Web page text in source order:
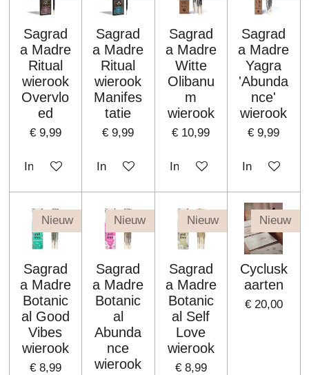
Sagrad
a Madre
Ritual
wierook
Overvlo
ed
€ 9,99
In winkelwagen
Sagrad
a Madre
Ritual
wierook
Manifes
tatie
€ 9,99
In winkelwagen
Sagrad
a Madre
Witte
Olibanu
m
wierook
€ 10,99
In winkelwagen
Sagrad
a Madre
Yagra
'Abunda
nce'
wierook
€ 9,99
In
Nieuw
Sagrad
a Madre
Botanic
al Good
Vibes
wierook
€ 8,99
Nieuw
Sagrad
a Madre
Botanic
al
Abunda
nce
wierook
Nieuw
Sagrad
a Madre
Botanic
al Self
Love
wierook
€ 8,99
Nieuw
Cyclusk
aarten
€ 20,00